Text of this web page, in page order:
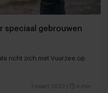
speciaal gebrouwen
richt zich met Vuurzee op
1 maart 2022 4 min